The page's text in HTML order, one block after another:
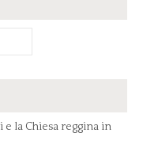
la Chiesa reggina in